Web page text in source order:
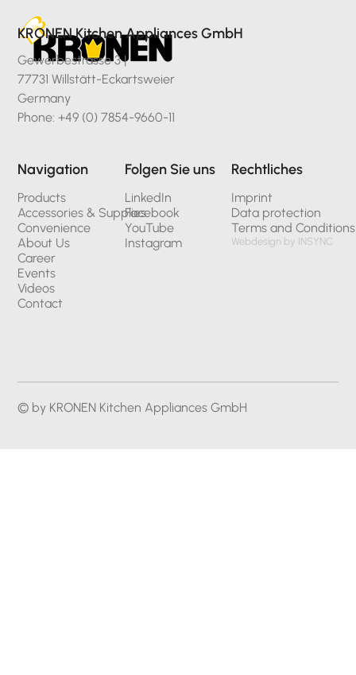
© by KRONEN Kitchen Appliances GmbH
KRONEN Kitchen Appliances GmbH
Gewerbestrasse 3 |
77731 Willstätt-Eckartsweier
Germany
Phone: +49 (0) 7854-9660-11
Navigation
Products
Accessories & Supplies
Convenience
About Us
Career
Events
Videos
Contact
Folgen Sie uns
LinkedIn
Facebook
YouTube
Instagram
Rechtliches
Imprint
Data protection
Terms and Conditions
Webdesign by INSYNC